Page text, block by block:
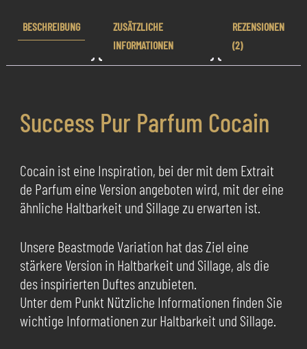
BESCHREIBUNG
ZUSÄTZLICHE
INFORMATIONEN
REZENSIONEN
(2)
Success Pur Parfum Cocain
Cocain ist eine Inspiration, bei der mit dem Extrait
de Parfum eine Version angeboten wird, mit der eine
ähnliche Haltbarkeit und Sillage zu erwarten ist.
Unsere Beastmode Variation hat das Ziel eine
stärkere Version in Haltbarkeit und Sillage, als die
des inspirierten Duftes anzubieten.
Unter dem Punkt Nützliche Informationen finden Sie
wichtige Informationen zur Haltbarkeit und Sillage.